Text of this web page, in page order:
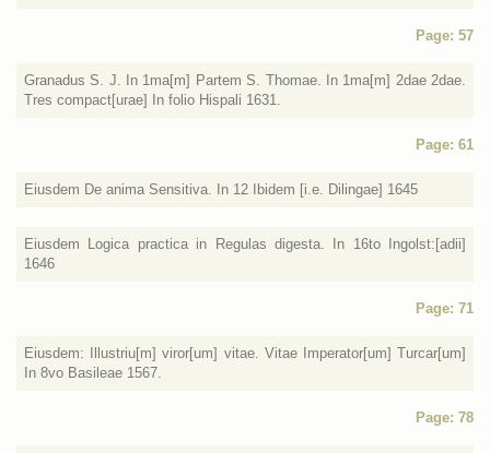
Page: 57
Granadus S. J. In 1ma[m] Partem S. Thomae. In 1ma[m] 2dae 2dae.
Tres compact[urae] In folio Hispali 1631.
Page: 61
Eiusdem De anima Sensitiva. In 12 Ibidem [i.e. Dilingae] 1645
Eiusdem Logica practica in Regulas digesta. In 16to Ingolst:[adii]
1646
Page: 71
Eiusdem: Illustriu[m] viror[um] vitae. Vitae Imperator[um] Turcar[um]
In 8vo Basileae 1567.
Page: 78